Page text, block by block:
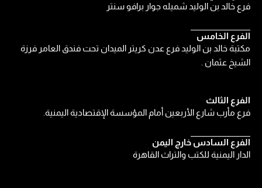
الفرع الثالث
فرع مأرب شارع الأربعين أمام المؤسسة الإقتصادية اليمنية.
الفرع السادس خارج اليمن
الدار اليمنية للكتب والتراث القاهرة
فرع خالد بن الوليد شميله جوار برافو سنتر
الفرع الخامس
مكتبة خالد بن الوليد فرع عدن كريتر الميدان تحت فندق العامر فرزة
الشيخ عثمان .